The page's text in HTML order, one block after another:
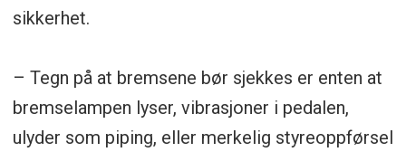
sikkerhet.
– Tegn på at bremsene bør sjekkes er enten at
bremselampen lyser, vibrasjoner i pedalen,
ulyder som piping, eller merkelig styreoppførsel